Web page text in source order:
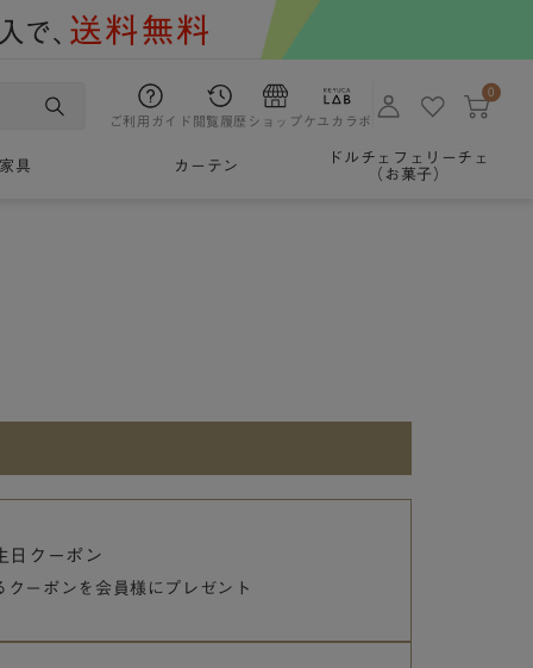
ご利用ガイド 閲覧履歴 ショップケユカラボ
0
家具 カーテン
ドルチェフェリーチェ
（お菓子）
日クーポン
クーポンを 会員様にプレゼント